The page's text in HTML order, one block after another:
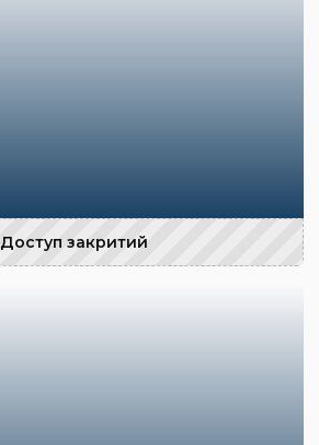
Доступ закритий